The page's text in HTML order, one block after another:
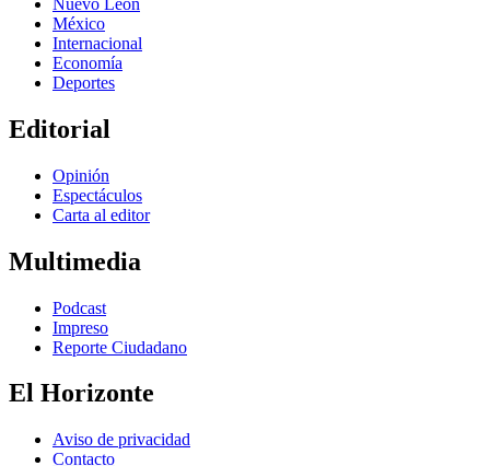
Nuevo León
México
Internacional
Economía
Deportes
Editorial
Opinión
Espectáculos
Carta al editor
Multimedia
Podcast
Impreso
Reporte Ciudadano
El Horizonte
Aviso de privacidad
Contacto